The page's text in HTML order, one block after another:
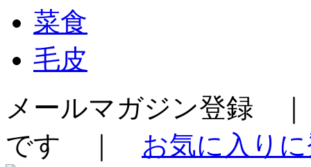
菜食
毛皮
メールマガジン登録
です ｜ お気に入り